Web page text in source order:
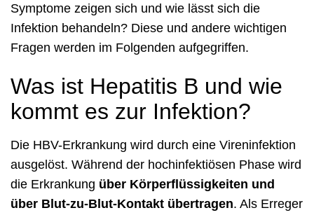
Symptome zeigen sich und wie lässt sich die
Infektion behandeln? Diese und andere wichtigen
Fragen werden im Folgenden aufgegriffen.
Was ist Hepatitis B und wie
kommt es zur Infektion?
Die HBV-Erkrankung wird durch eine Vireninfektion
ausgelöst. Während der hochinfektiösen Phase wird
die Erkrankung über Körperflüssigkeiten und
über Blut-zu-Blut-Kontakt übertragen. Als Erreger